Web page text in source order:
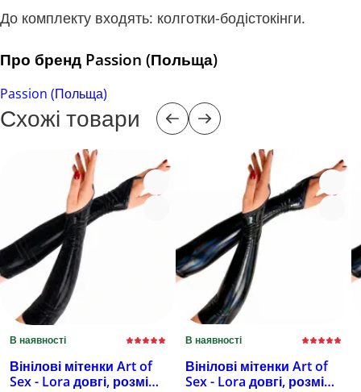
До комплекту входять: колготки-бодістокінги.
Про бренд Passion (Польща)
Passion (Польща)
Схожі товари
В наявності
Вінілові мітенки Art of
Sex - Lora довгі, розмір
В наявності
Вінілові мітенки Art of
Sex - Lora довгі, розмір